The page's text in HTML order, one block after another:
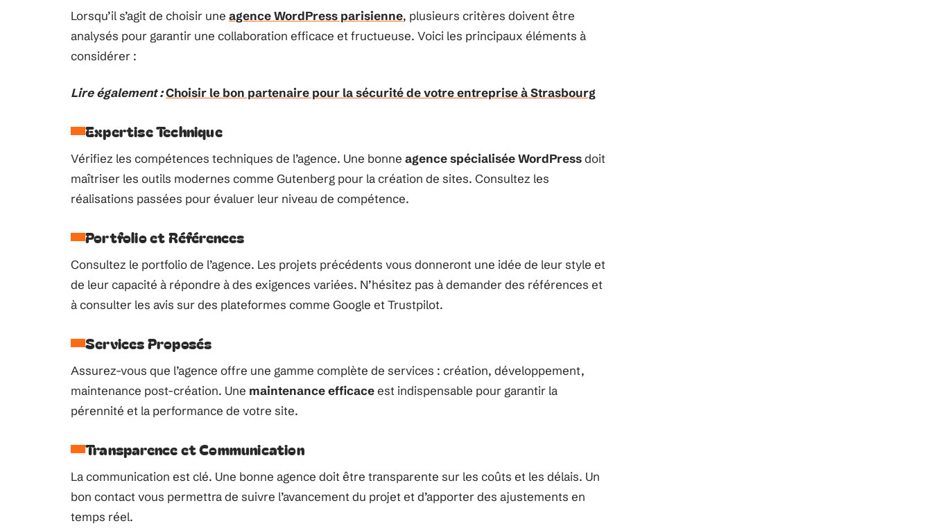
Lorsqu’il s’agit de choisir une agence WordPress parisienne, plusieurs critères doivent être
analysés pour garantir une collaboration efficace et fructueuse. Voici les principaux éléments à
considérer :
Lire également :Choisir le bon partenaire pour la sécurité de votre entreprise à Strasbourg
Expertise Technique
Vérifiez les compétences techniques de l’agence. Une bonne agence spécialisée WordPressdoit
maîtriser les outils modernes comme Gutenberg pour la création de sites. Consultez les
réalisations passées pour évaluer leur niveau de compétence.
Portfolio et Références
Consultez le portfolio de l’agence. Les projets précédents vous donneront une idée de leur style et
de leur capacité à répondre à des exigences variées. N’hésitez pas à demander des références et
à consulter les avis sur des plateformes comme Google et Trustpilot.
Services Proposés
Assurez-vous que l’agence offre une gamme complète de services : création, développement,
maintenance post-création. Une maintenance efficaceest indispensable pour garantir la
pérennité et la performance de votre site.
Transparence et Communication
La communication est clé. Une bonne agence doit être transparente sur les coûts et les délais. Un
bon contact vous permettra de suivre l’avancement du projet et d’apporter des ajustements en
temps réel.